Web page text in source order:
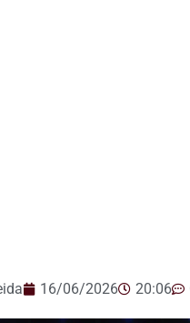
16/06/2026 20:06